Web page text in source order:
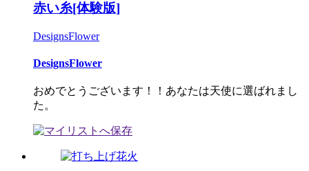
赤い糸[体験版]
DesignsFlower
DesignsFlower
おめでとうございます！！あなたは天使に選ばれまし
た。